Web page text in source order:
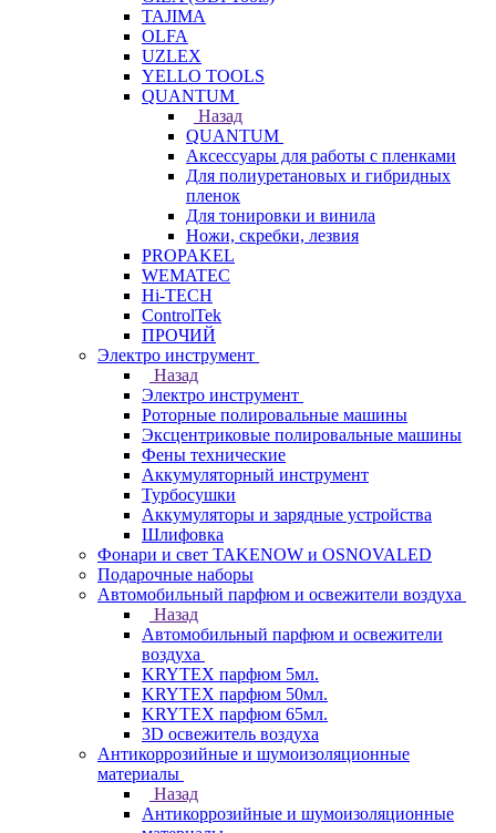
TAJIMA
OLFA
UZLEX
YELLO TOOLS
QUANTUM
Назад
QUANTUM
Аксессуары для работы с пленками
Для полиуретановых и гибридных
пленок
Для тонировки и винила
Ножи, скребки, лезвия
PROPAKEL
WEMATEC
Hi-TECH
ControlTek
ПРОЧИЙ
Электро инструмент
Назад
Электро инструмент
Роторные полировальные машины
Эксцентриковые полировальные машины
Фены технические
Аккумуляторный инструмент
Турбосушки
Аккумуляторы и зарядные устройства
Шлифовка
Фонари и свет TAKENOW и OSNOVALED
Подарочные наборы
Автомобильный парфюм и освежители воздуха
Назад
Автомобильный парфюм и освежители
воздуха
KRYTEX парфюм 5мл.
KRYTEX парфюм 50мл.
KRYTEX парфюм 65мл.
3D освежитель воздуха
Антикоррозийные и шумоизоляционные
материалы
Назад
Антикоррозийные и шумоизоляционные